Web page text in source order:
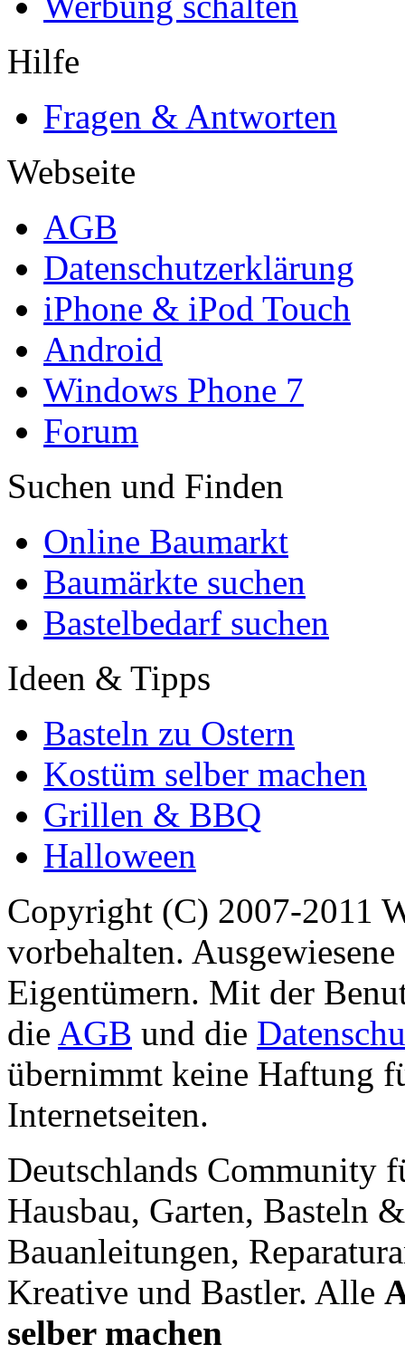
Hilfe
Fragen & Antworten
Webseite
AGB
Datenschutzerklärung
iPhone & iPod Touch
Android
Windows Phone 7
Forum
Suchen und Finden
Online Baumarkt
Baumärkte suchen
Bastelbedarf suchen
Ideen & Tipps
Basteln zu Ostern
Kostüm selber machen
Grillen & BBQ
Halloween
Copyright (C) 2007-2011
vorbehalten.
Eigentümern. Mit der
die AGB und die
übernimmt keine Haftung
Internetseiten.
Deutschlands Community
Hausbau, Garten, Basteln
Bauanleitungen,
Kreative und Bastler. Alle
selber machen